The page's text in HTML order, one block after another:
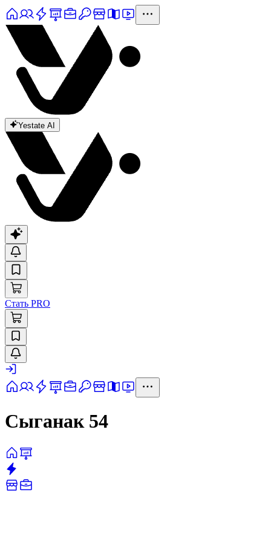
Yestate AI
Стать PRO
Сыганак 54